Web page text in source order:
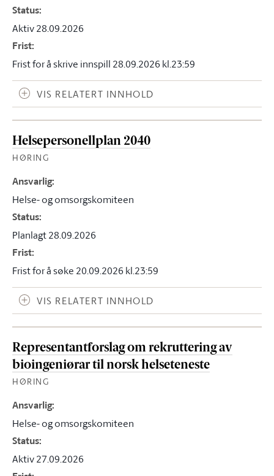
Status:
Aktiv 28.09.2026
Frist:
Frist for å skrive innspill 28.09.2026 kl.23:59
VIS RELATERT INNHOLD
Helsepersonellplan 2040
HØRING
Ansvarlig:
Helse- og omsorgskomiteen
Status:
Planlagt 28.09.2026
Frist:
Frist for å søke 20.09.2026 kl.23:59
VIS RELATERT INNHOLD
Representantforslag om rekruttering av
bioingeniørar til norsk helseteneste
HØRING
Ansvarlig:
Helse- og omsorgskomiteen
Status:
Aktiv 27.09.2026